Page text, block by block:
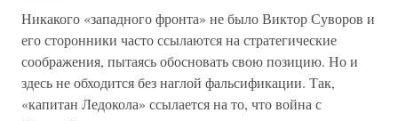
Никакого «западного фронта» не было Виктор Суворов и
его сторонники часто ссылаются на стратегические
соображения, пытаясь обосновать свою позицию. Но и
здесь не обходится без наглой фальсификации. Так,
«капитан Ледокола» ссылается на то, что война с